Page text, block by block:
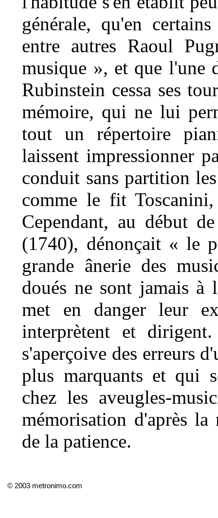
générale, qu'en
entre autres Raoul
musique », et que l'une
Rubinstein cessa ses
mémoire, qui ne lui
tout un répertoire
laissent impressionner
conduit sans partition
comme le fit
Cependant, au début
(1740), dénonçait « le
grande ânerie des
doués ne sont jamais
met en danger leur
interprètent et
s'aperçoive des erreurs
plus marquants et qui
chez les aveugles-
mémorisation d'après
de la patience.
© 2003 metronimo.com